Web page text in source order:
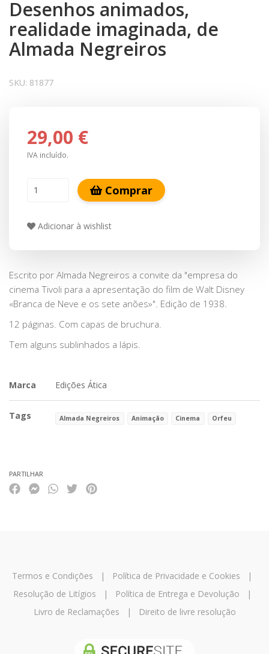
Desenhos animados,
realidade imaginada, de
Almada Negreiros
SKU: 81877
29,00 €
IVA incluído.
Comprar
Adicionar à wishlist
Escrito por Almada Negreiros a convite da "empresa do
cinema Tivoli para a apresentação do film de Walt Disney
«Branca de Neve e os sete anões»". Edição de 1938.
12 páginas. Com capas de bruchura.
Tem alguns sublinhados a lápis.
Marca Edições Ática
Tags Almada Negreiros Animação Cinema Orfeu
PARTILHAR
Termos e Condições | Política de Privacidade e Cookies |
Resolução de Litígios | Política de Entrega e Devolução |
Livro de Reclamações | Direito de livre resolução